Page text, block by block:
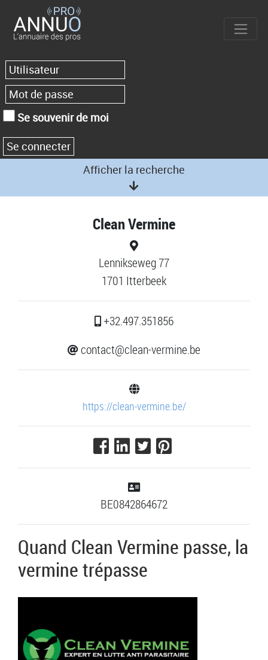
Se souvenir de moi
Afficher la recherche
Clean Vermine
Lennikseweg 77
1701 Itterbeek
+32.497.351856
contact@clean-vermine.be
https://clean-vermine.be/
BE0842864672
Quand Clean Vermine passe, la
vermine trépasse